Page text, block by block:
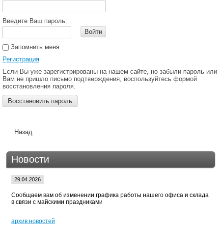
Новости
29.04.2026
Сообщаем вам об изменении графика работы нашего офиса и склада
в связи с майскими праздниками
архив новостей
Введите Ваш пароль:
Войти
Запомнить меня
Регистрация
Если Вы уже зарегистрированы на нашем сайте, но забыли пароль или
Вам не пришло письмо подтверждения, воспользуйтесь формой
восстановления пароля.
Восстановить пароль
Назад